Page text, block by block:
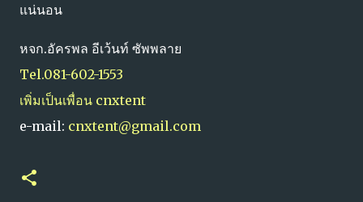
แน่นอน
หจก.อัครพล อีเว้นท์ ซัพพลาย
Tel.081-602-1553
เพิ่มเป็นเพื่อน cnxtent
e-mail: cnxtent@gmail.com